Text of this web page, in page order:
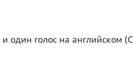
один голос на английском